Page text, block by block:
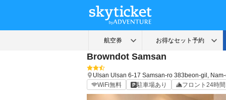
Browndot Samsan
Ulsan Ulsan 6-17 Samsan-ro 383beon-gil,
WiFi無料
駐車場あり フロント24時間